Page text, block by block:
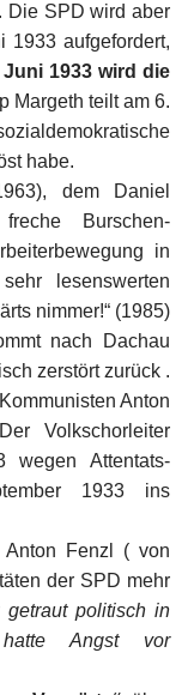
Die SPD wird aber
1933 aufgefordert,
Juni 1933 wird die
Margeth teilt am 6.
habe.
dem Daniel
Burschen-
in
lesenswerten
nimmer!“ (1985)
nach Dachau
zerstört zurück .
Anton
Volkschorleiter
wegen Attentats-
1933 ins
Anton Fenzl ( von
der SPD mehr
getraut politisch in
Angst vor